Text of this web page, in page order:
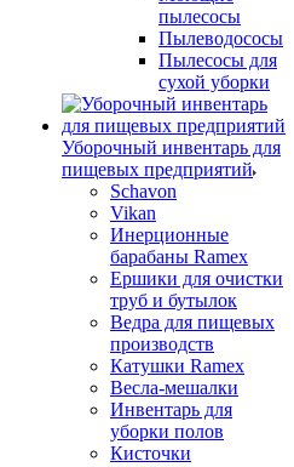
пылесосы
Пылеводососы
Пылесосы для
сухой уборки
Уборочный инвентарь для
пищевых предприятий
Schavon
Vikan
Инерционные
барабаны Ramex
Ершики для очистки
труб и бутылок
Ведра для пищевых
производств
Катушки Ramex
Весла-мешалки
Инвентарь для
уборки полов
Кисточки